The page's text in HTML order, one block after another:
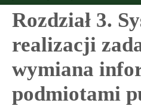
Rozdział 3.
realizacji
wymiana
podmiotami